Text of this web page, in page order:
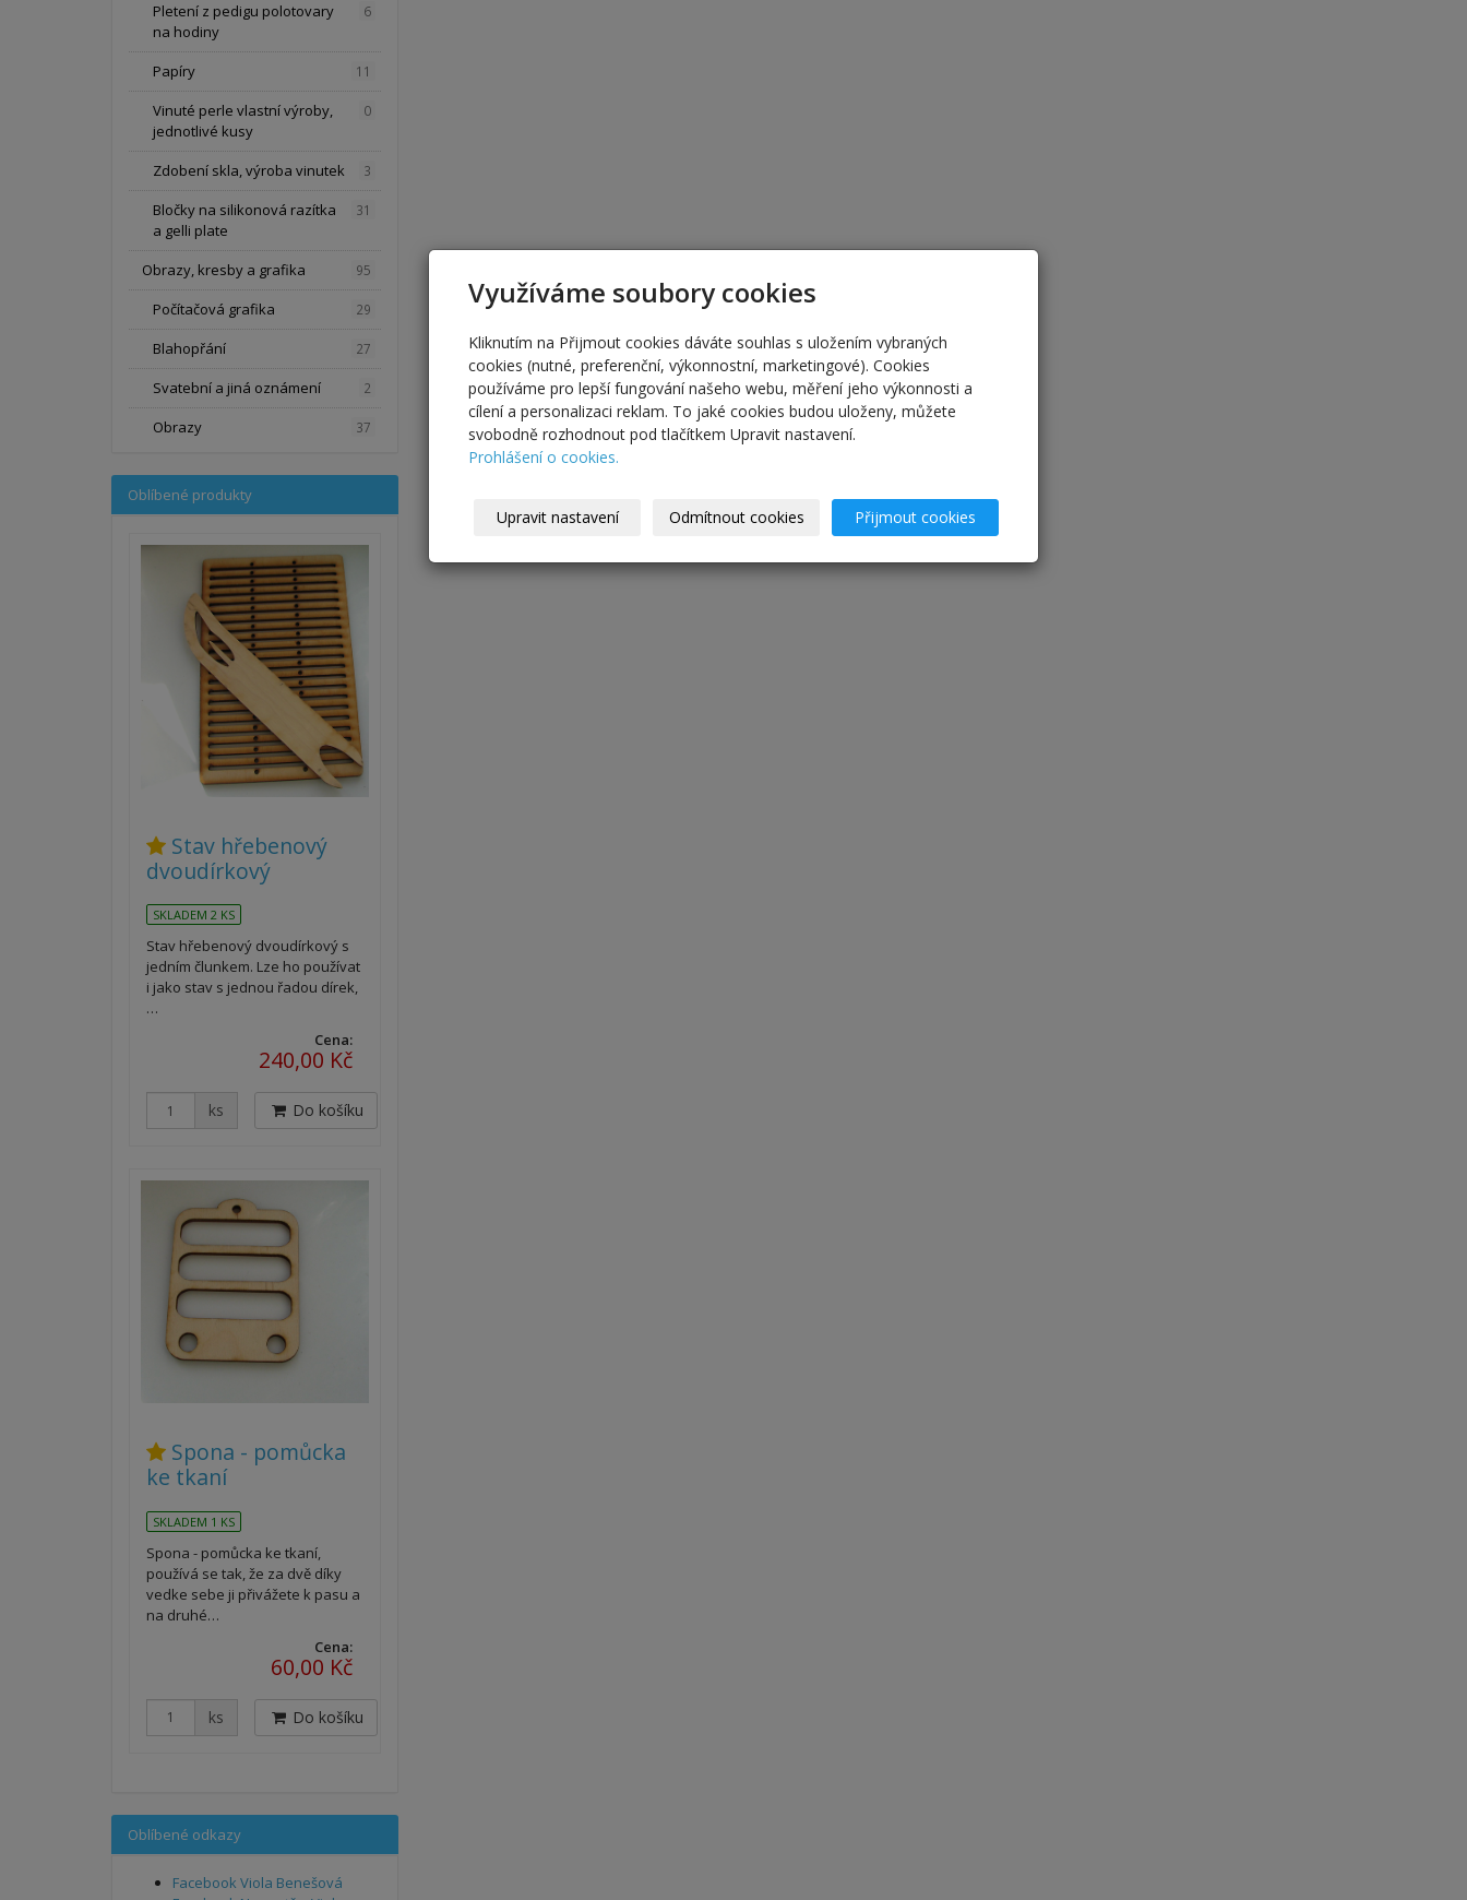
Pletení z pedigu polotovary
na hodiny
6
Papíry 11
Vinuté perle vlastní výroby,
jednotlivé kusy
0
Zdobení skla, výroba vinutek 3
Bločky na silikonová razítka
a gelli plate
31
Obrazy, kresby a grafika 95
Počítačová grafika 29
Blahopřání 27
Svatební a jiná oznámení 2
Obrazy 37
Oblíbené produkty
Stav hřebenový
dvoudírkový
SKLADEM 2 KS
Stav hřebenový dvoudírkový s
jedním člunkem. Lze ho používat
i jako stav s jednou řadou dírek,
…
Cena:
240,00 Kč
ks Do košíku
Spona - pomůcka
ke tkaní
SKLADEM 1 KS
Spona - pomůcka ke tkaní,
používá se tak, že za dvě díky
vedke sebe ji přivážete k pasu a
na druhé…
Cena:
60,00 Kč
ks Do košíku
Oblíbené odkazy
Facebook Viola Benešová
Využíváme soubory cookies
Kliknutím na Přijmout cookies dáváte souhlas s uložením vybraných
cookies (nutné, preferenční, výkonnostní, marketingové). Cookies
používáme pro lepší fungování našeho webu, měření jeho výkonnosti a
cílení a personalizaci reklam. To jaké cookies budou uloženy, můžete
svobodně rozhodnout pod tlačítkem Upravit nastavení.
Prohlášení o cookies.
Upravit nastavení Odmítnout cookies Přijmout cookies